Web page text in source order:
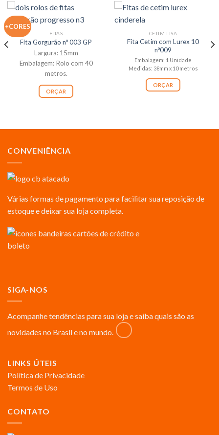
+CORES
FITAS
Fita Gorgurão nº 003 GP
Largura: 15mm
Embalagem: Rolo com 40
metros.
ORÇAR
CETIM LISA
Fita Cetim com Lurex 10
nº009
Embalagem: 1 Unidade
Medidas: 38mm x 10 metros
ORÇAR
CONVENIÊNCIA
Várias formas de pagamento para facilitar sua reposição de
estoque e deixar sua loja completa.
SIGA-NOS
Acompanhe tendências para sua loja e saiba quais são as
novidades no Brasil e no mundo.
LINKS ÚTEIS
Política de Privacidade
Termos de Uso
CONTATO